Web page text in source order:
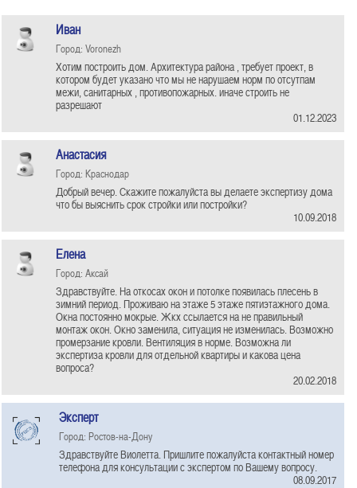
Иван
Город: Voronezh
Хотим построить дом. Архитектура района , требует проект, в
котором будет указано что мы не нарушаем норм по отсутпам
межи, санитарных , противопожарных. иначе строить не
разрешают
01.12.2023
Анастасия
Город: Краснодар
Добрый вечер. Скажите пожалуйста вы делаете экспертизу дома
что бы выяснить срок стройки или постройки?
10.09.2018
Елена
Город: Аксай
Здравствуйте. На откосах окон и потолке появилась плесень в
зимний период. Проживаю на этаже 5 этаже пятиэтажного дома.
Окна постоянно мокрые. Жкх ссылается на не правильный
монтаж окон. Окно заменила, ситуация не изменилась. Возможно
промерзание кровли. Вентиляция в норме. Возможна ли
экспертиза кровли для отдельной квартиры и какова цена
вопроса?
20.02.2018
Эксперт
Город: Ростов-на-Дону
Здравствуйте Виолетта. Пришлите пожалуйста контактный номер
телефона для консультации с экспертом по Вашему вопросу.
08.09.2017